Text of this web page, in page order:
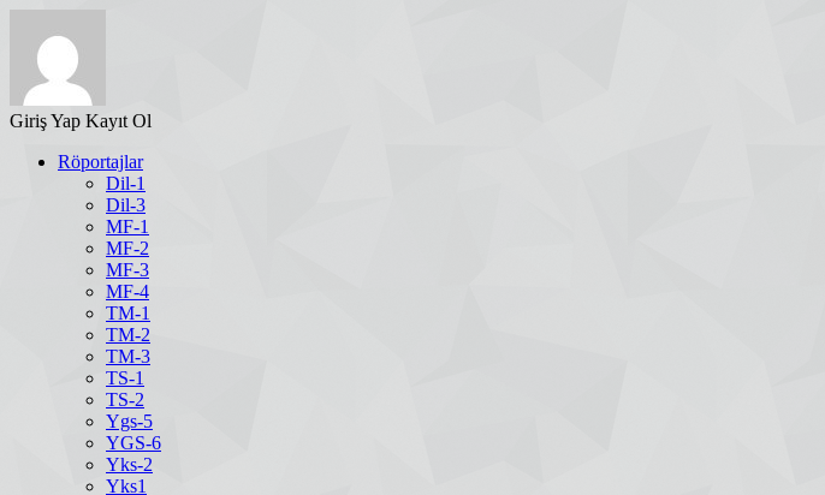
Giriş Yap Kayıt Ol
Röportajlar
Dil-1
Dil-3
MF-1
MF-2
MF-3
MF-4
TM-1
TM-2
TM-3
TS-1
TS-2
Ygs-5
YGS-6
Yks-2
Yks1